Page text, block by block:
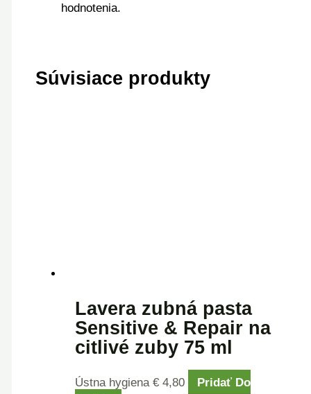
hodnotenia.
Súvisiace produkty
Lavera zubná pasta
Sensitive & Repair na
citlivé zuby 75 ml
Ústna hygiena€ 4,80
Pridať Do